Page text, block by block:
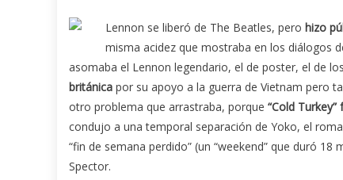
Lennon se liberó de The Beatles, pero hizo
misma acidez que mostraba en los diálogos
asomaba el Lennon legendario, el de poster, el de los
británica por su apoyo a la guerra de Vietnam pero
otro problema que arrastraba, porque “Cold
condujo a una temporal separación de Yoko, el
“fin de semana perdido” (un “weekend” que duró
Spector.